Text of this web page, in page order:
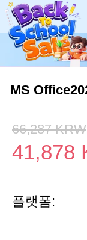
MS
66,287 KRW
41,878
플랫폼: